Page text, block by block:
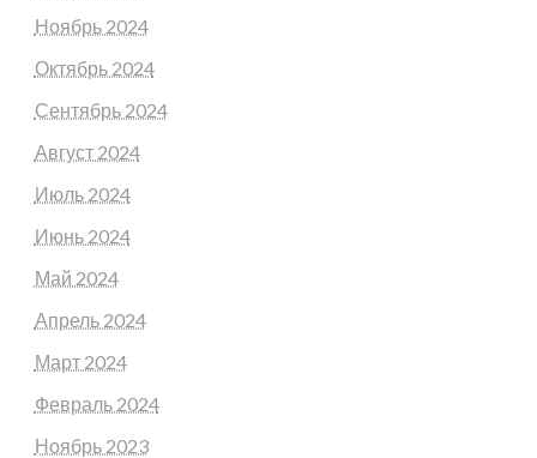
Ноябрь 2024
Октябрь 2024
Сентябрь 2024
Август 2024
Июль 2024
Июнь 2024
Май 2024
Апрель 2024
Март 2024
Февраль 2024
Ноябрь 2023